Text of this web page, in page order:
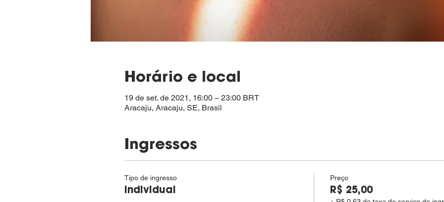
Horário e local
19 de set. de 2021, 16:00 – 23:00 BRT
Aracaju, Aracaju, SE, Brasil
Ingressos
Tipo de ingresso
Individual
Preço
R$ 25,00